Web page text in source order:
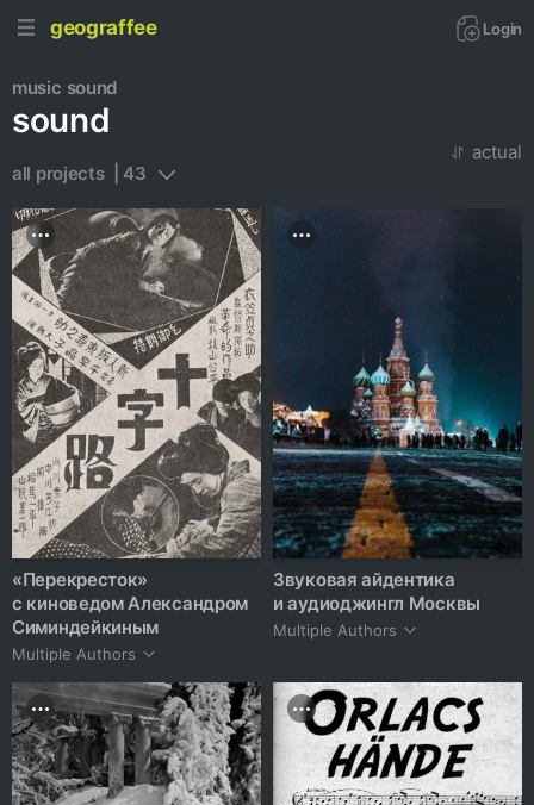
geograffee Login
music sound
sound
all projects  | 43
actual
«Перекресток»
с киноведом Александром
Симиндейкиным
Multiple Authors
Звуковая айдентика
и аудиоджингл Москвы
Multiple Authors